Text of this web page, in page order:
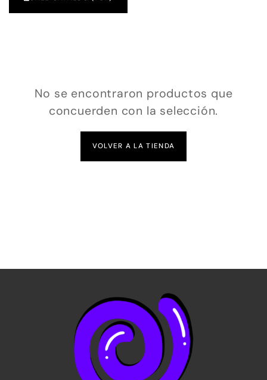
No se encontraron productos que
concuerden con la selección.
VOLVER A LA TIENDA